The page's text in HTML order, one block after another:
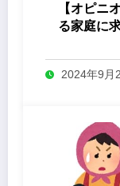
【オピニ
る家庭に
2024年9月